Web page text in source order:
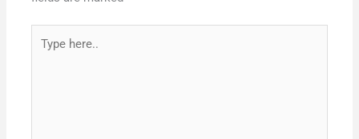
here..